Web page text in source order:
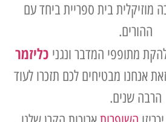
מוזיקלית בית ספריית ביחד עם
ההורים.
מתופפי המדבר ונגני כליזמר
אנחנו מבטיחים לכם תזכרו לעוד
הרבה שנים.